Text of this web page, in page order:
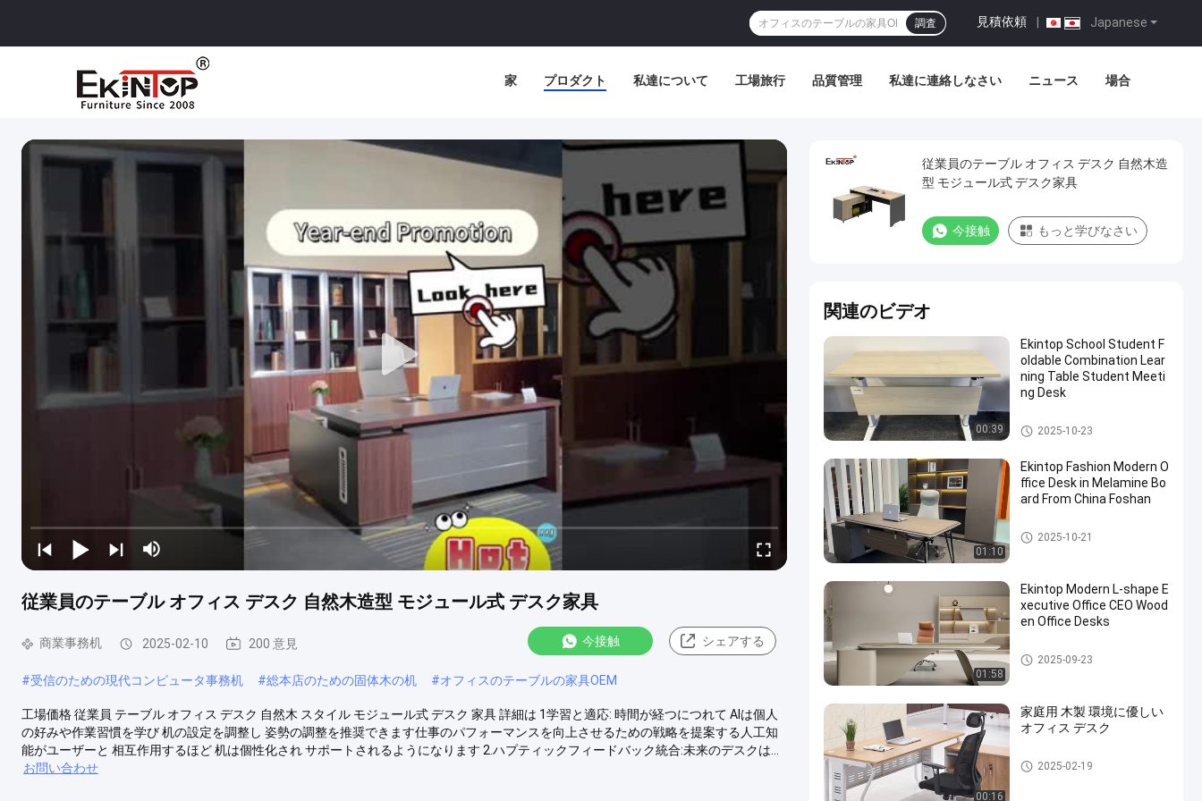
Japanese
見積依頼
調査
家 プロダクト 私達について 工場旅行 品質管理 私達に連絡しなさい ニュース 場合
従業員のテーブル オフィス デスク 自然木造型 モジュール式 デスク家具
商業事務机 2025-02-10 200 意見 今接触 シェアする
#受信のための現代コンピュータ事務机 #総本店のための固体木の机 #オフィスのテーブルの家具OEM
工場価格 従業員 テーブル オフィス デスク 自然木 スタイル モジュール式 デスク 家具 詳細は 1学習と適応: 時間が経つにつれて AIは個人
の好みや作業習慣を学び 机の設定を調整し 姿勢の調整を推奨できます仕事のパフォーマンスを向上させるための戦略を提案する人工知
能がユーザーと 相互作用するほど 机は個性化され サポートされるようになります 2.ハプティックフィードバック統合:未来のデスクは...
お問い合わせ
従業員のテーブル オフィス デスク 自然木造
型 モジュール式 デスク家具
今接触 もっと学びなさい
関連のビデオ
00:39
Ekintop School Student F
oldable Combination Lear
ning Table Student Meeti
ng Desk
商業事務机
2025-10-23
01:10
Ekintop Fashion Modern O
ffice Desk in Melamine Bo
ard From China Foshan
商業事務机
2025-10-21
01:58
Ekintop Modern L-shape E
xecutive Office CEO Wood
en Office Desks
商業事務机
2025-09-23
00:16
家庭用 木製 環境に優しい
オフィス デスク
商業事務机
2025-02-19